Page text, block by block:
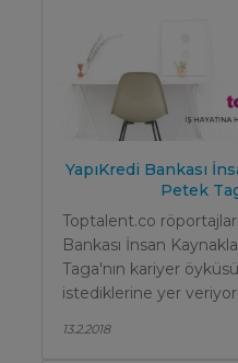
YapıKredi Bankası
Petek
Toptalent.co
Bankası İnsan
Taga'nın kariyer
istediklerine yer
13.2.2018